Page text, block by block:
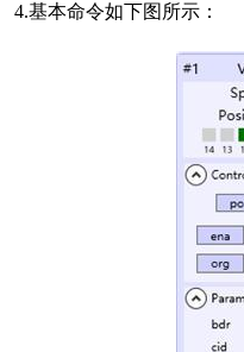
4.基本命令如下图所示：